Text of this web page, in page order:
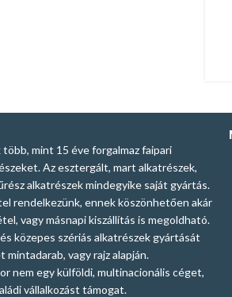
több, mint 15 éve forgalmaz faipari
Az esztergált, mart alkatrészek,
alkatrészek mindegyike saját gyártás.
rendelkezünk, ennek köszönhetően akár
vagy másnapi kiszállítás is megoldható.
közepes szériás alkatrészek gyártását
vagy rajz alapján.
nem egy külföldi, multinacionális céget,
vállalkozást támogat.